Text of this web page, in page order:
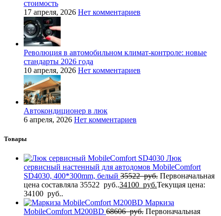
стоимость
17 апреля, 2026 Нет комментариев
Революция в автомобильном климат-контроле: новые
стандарты 2026 года
10 апреля, 2026 Нет комментариев
Автокондиционер в люк
6 апреля, 2026 Нет комментариев
Товары
Люк
сервисный настенный для автодомов MobileComfort
SD4030, 400*300mm, белый 35522руб. Первоначальная
цена составляла 35522 руб..34100 руб.Текущая цена:
34100 руб..
Маркиза
MobileComfort M200BD 68606руб. Первоначальная